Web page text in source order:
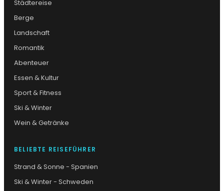
Städtereise
Berge
Landschaft
Romantik
Abenteuer
Essen & Kultur
Sport & Fitness
Ski & Winter
Wein & Getränke
BELIEBTE REISEFÜHRER
Strand & Sonne - Spanien
Ski & Winter - Schweden